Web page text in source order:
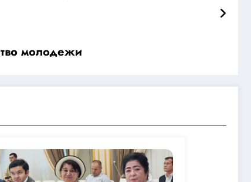
молодежи